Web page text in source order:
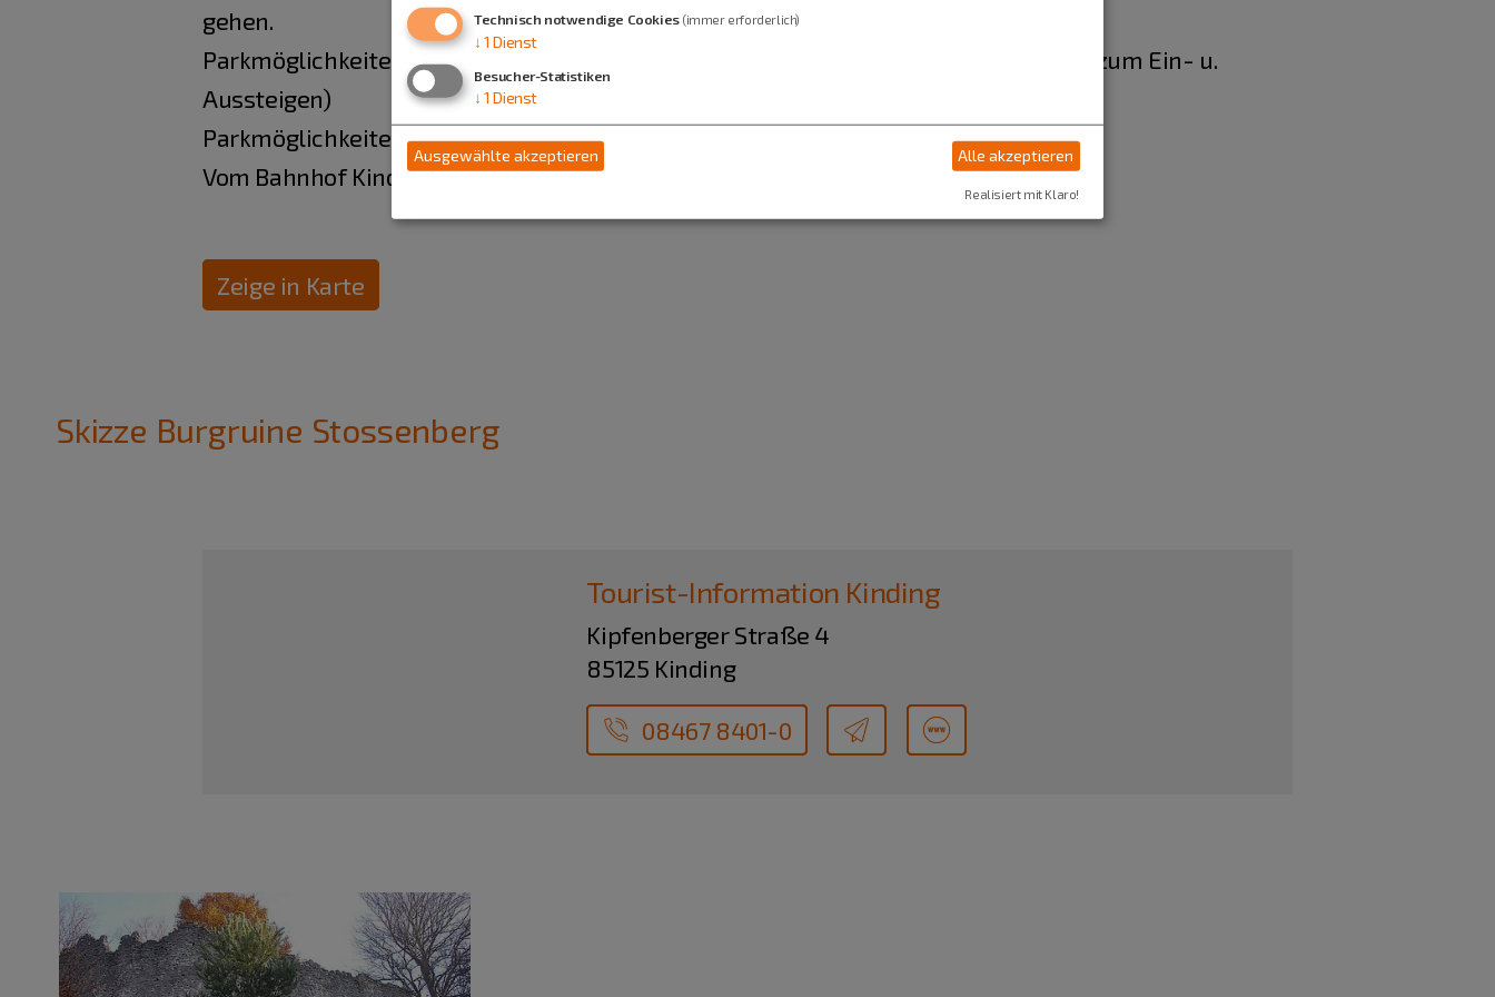
gehen.
Parkmöglichkeiten für PKW: Ortsmitte Erlingshofen o. oberhalb an der Straße (nur zum Ein- u.
Aussteigen)
Parkmöglichkeiten für Busse: Ortsmitte Erlingshofen (ca. 1,2 km entfernt)
Vom Bahnhof Kinding ist Erlingshofen mit der RBA-Buslinie 9224 zu erreichen.
Zeige in Karte
Skizze Burgruine Stossenberg
Tourist-Information Kinding
Kipfenberger Straße 4
85125 Kinding
08467 8401-0
Technisch notwendige Cookies (immer erforderlich)
↓ 1 Dienst
Besucher-Statistiken
↓ 1 Dienst
Ausgewählte akzeptieren Alle akzeptieren
Realisiert mit Klaro!